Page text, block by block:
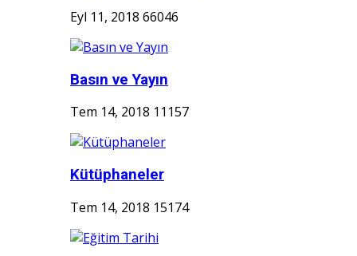
Eyl 11, 2018 66046
Basın ve Yayın
Tem 14, 2018 11157
Kütüphaneler
Tem 14, 2018 15174